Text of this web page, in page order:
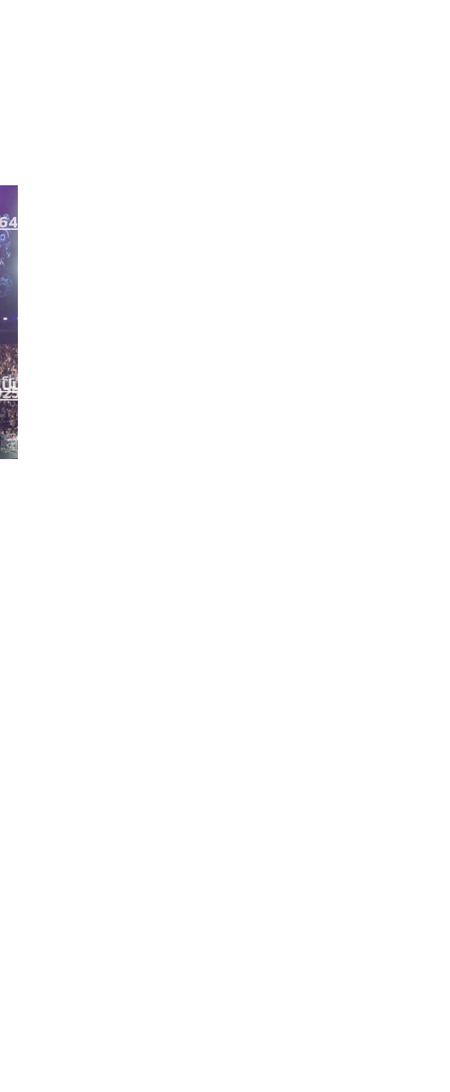
นบุรี
ตไหน ทำอะไรบ้าง
นช่วงความขัดแย้งไทย-กัมพูชา
งาน ตั้งแต่ปี 2023-2024
จังหวัดที่ตายมากกว่าเกิด
นสังคมผู้สูงอายุระดับสุดยอด